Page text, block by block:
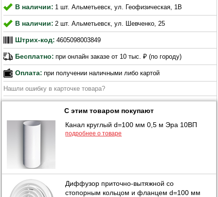
В наличии: 1 шт. Альметьевск, ул. Геофизическая, 1В
В наличии: 2 шт. Альметьевск, ул. Шевченко, 25
Штрих-код: 4605098003849
Бесплатно: при онлайн заказе от 10 тыс. ₽ (по городу)
Оплата: при получении наличными либо картой
Нашли ошибку в карточке товара?
С этим товаром покупают
Канал круглый d=100 мм 0,5 м Эра 10ВП
подробнее о товаре
Диффузор приточно-вытяжной со
стопорным кольцом и фланцем d=100 мм